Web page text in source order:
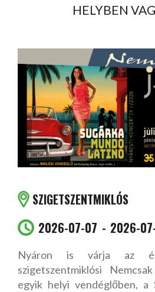
HELYBEN
SZIGETSZENTMIKLÓS
2026-07-07
2026-
Nyáron is várja az
szigetszentmiklósi
egyik helyi vendéglőben, a